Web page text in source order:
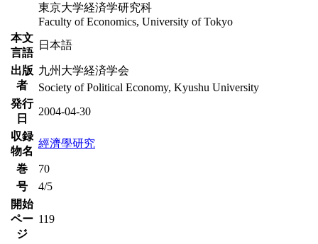
東京大学経済学研究科
Faculty of Economics, University of Tokyo
本文
言語
日本語
出版
者
九州大学経済学会
Society of Political Economy, Kyushu University
発行
日
2004-04-30
収録
物名
經濟學研究
巻
70
号
4/5
開始
ペー
ジ
119